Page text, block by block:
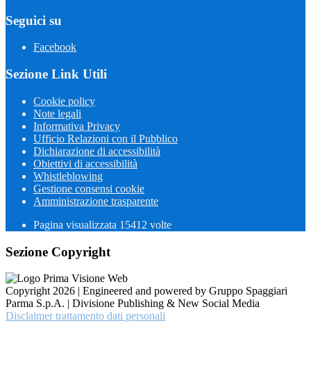
Seguici su
Facebook
Sezione Link Utili
Cookie policy
Note legali
Informativa Privacy
Ufficio Relazioni con il Pubblico
Dichiarazione di accessibilità
Obiettivi di accessibilità
Whistleblowing
Gestione consensi cookie
Amministrazione trasparente
Pagina visualizzata 15412 volte
Sezione Copyright
Copyright 2026 | Engineered and powered by Gruppo Spaggiari
Parma S.p.A. | Divisione Publishing & New Social Media
Disclaimer trattamento dati personali